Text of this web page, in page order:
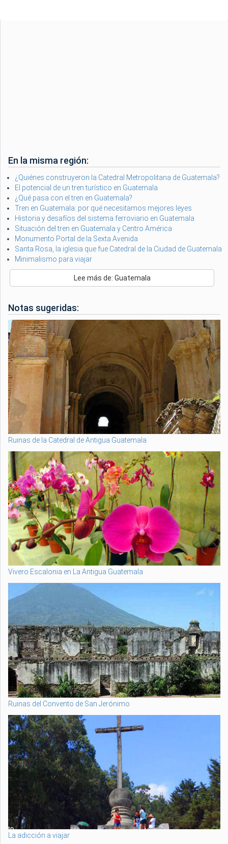
En la misma región:
¿Quiénes construyeron la Catedral Metropolitana de Guatemala?
El potencial de un tren turístico en Guatemala
¿Qué pasa con el tren en Guatemala?
Tren en Guatemala: por qué necesitamos mejores leyes
Historia y desafíos del sistema ferroviario en Guatemala
Situación del tren en Guatemala y Centro América
Monumento Portal de la Sexta Avenida
Santa Rosa, la iglesia que fue Catedral de la Ciudad de Guatemala
Minimalismo para viajar
Lee más de: Guatemala
Notas sugeridas:
Ruinas de la Catedral de Antigua Guatemala
Vivero Escalonia en La Antigua Guatemala
Ruinas del Convento de San Jerónimo
La adicción a viajar